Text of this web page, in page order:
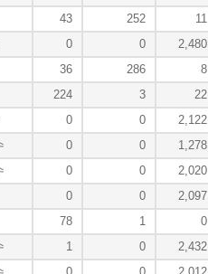
43 252 11
0 0 2,480
36 286 8
224 3 22
0 0 2,122
0 0 1,278
0 0 2,020
0 0 2,097
78 1 0
1 0 2,432